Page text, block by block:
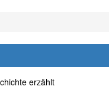
erzählt